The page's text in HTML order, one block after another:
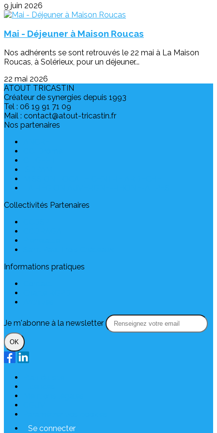
9 juin 2026
Mai - Déjeuner à Maison Roucas
Nos adhérents se sont retrouvés le 22 mai à La Maison
Roucas, à Solérieux, pour un déjeuner...
22 mai 2026
ATOUT TRICASTIN
Créateur de synergies depuis 1993
Tel : 06 19 91 71 09
Mail : contact@atout-tricastin.fr
Nos partenaires
Collectivités Partenaires
Informations pratiques
Je m'abonne à la newsletter
OK
Se connecter